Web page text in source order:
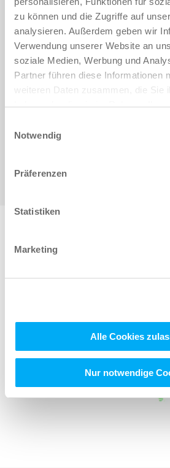
zu können und die Zugriffe auf
analysieren. Außerdem geben wir
Verwendung unserer Website an
soziale Medien, Werbung und
Partner führen diese Informationen
weiteren Daten zusammen, die Sie
haben oder die sie im Rahmen
Notwendig
Präferenzen
Statistiken
Marketing
Alle Cookies
Nur notwendige